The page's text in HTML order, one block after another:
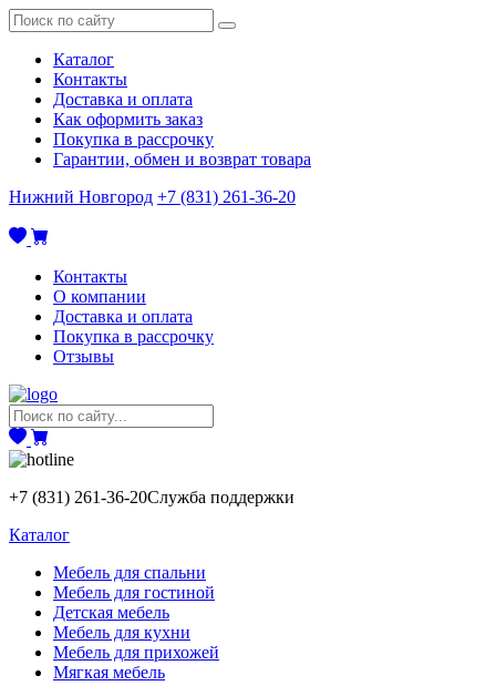
Каталог
Контакты
Доставка и оплата
Как оформить заказ
Покупка в рассрочку
Гарантии, обмен и возврат товара
Нижний Новгород +7 (831) 261-36-20
Контакты
О компании
Доставка и оплата
Покупка в рассрочку
Отзывы
+7 (831) 261-36-20Служба поддержки
Каталог
Мебель для спальни
Мебель для гостиной
Детская мебель
Мебель для кухни
Мебель для прихожей
Мягкая мебель